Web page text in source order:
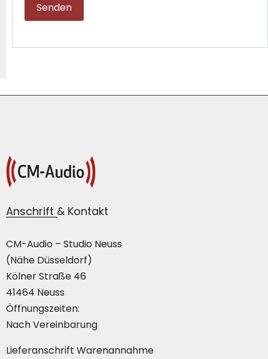
Anschrift & Kontakt
CM-Audio – Studio Neuss
(Nähe Düsseldorf)
Kölner Straße 46
41464 Neuss
Öffnungszeiten:
Nach Vereinbarung
Lieferanschrift Warenannahme